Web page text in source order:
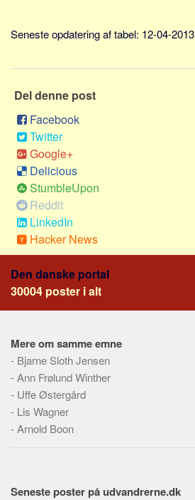
Om
Webstedet
Forhistorien
Tekstannoncer
Bannere
Hjælp
Seneste opdatering af tabel: 12-04-2013
Del denne post
Facebook
Twitter
Google+
Delicious
StumbleUpon
Reddit
LinkedIn
Hacker News
Den danske portal
30004 poster i alt
Mere om samme emne
- Bjarne Sloth Jensen
-Ann Frølund Winther
- Uffe Østergård
- Lis Wagner
-Arnold Boon
Seneste poster på udvandrerne.dk